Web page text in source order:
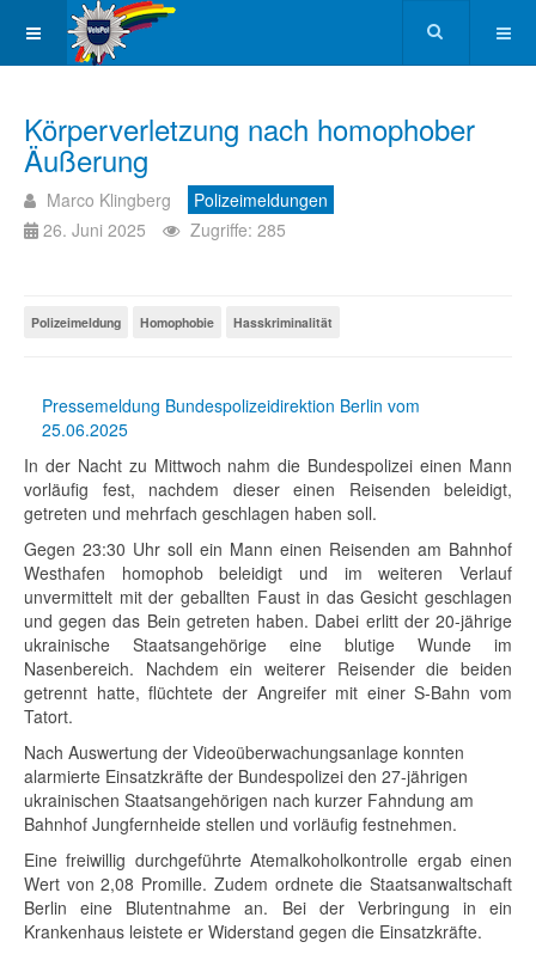
Körperverletzung nach homophober
Äußerung
Marco Klingberg
Polizeimeldungen
26. Juni 2025
Zugriffe: 285
Polizeimeldung Homophobie Hasskriminalität
Pressemeldung Bundespolizeidirektion Berlin vom
25.06.2025
In der Nacht zu Mittwoch nahm die Bundespolizei einen Mann
vorläufig fest, nachdem dieser einen Reisenden beleidigt,
getreten und mehrfach geschlagen haben soll.
Gegen 23:30 Uhr soll ein Mann einen Reisenden am Bahnhof
Westhafen homophob beleidigt und im weiteren Verlauf
unvermittelt mit der geballten Faust in das Gesicht geschlagen
und gegen das Bein getreten haben. Dabei erlitt der 20-jährige
ukrainische Staatsangehörige eine blutige Wunde im
Nasenbereich. Nachdem ein weiterer Reisender die beiden
getrennt hatte, flüchtete der Angreifer mit einer S-Bahn vom
Tatort.
Nach Auswertung der Videoüberwachungsanlage konnten
alarmierte Einsatzkräfte der Bundespolizei den 27-jährigen
ukrainischen Staatsangehörigen nach kurzer Fahndung am
Bahnhof Jungfernheide stellen und vorläufig festnehmen.
Eine freiwillig durchgeführte Atemalkoholkontrolle ergab einen
Wert von 2,08 Promille. Zudem ordnete die Staatsanwaltschaft
Berlin eine Blutentnahme an. Bei der Verbringung in ein
Krankenhaus leistete er Widerstand gegen die Einsatzkräfte.